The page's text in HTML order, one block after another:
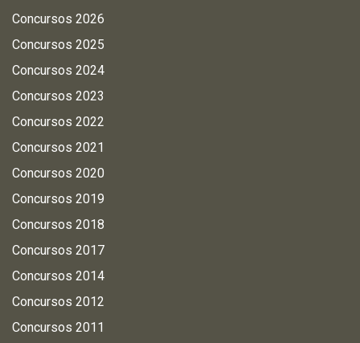
Concursos 2026
Concursos 2025
Concursos 2024
Concursos 2023
Concursos 2022
Concursos 2021
Concursos 2020
Concursos 2019
Concursos 2018
Concursos 2017
Concursos 2014
Concursos 2012
Concursos 2011